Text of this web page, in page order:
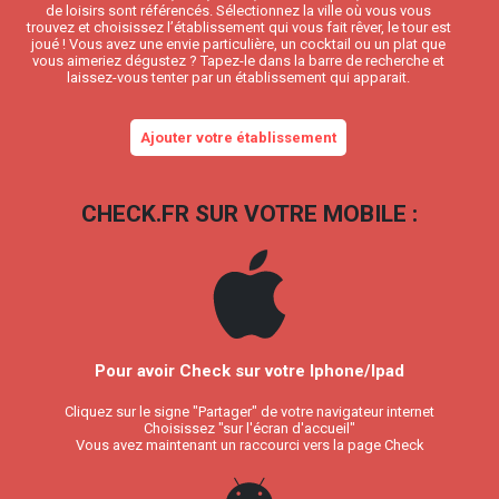
de loisirs sont référencés. Sélectionnez la ville où vous vous
trouvez et choisissez l’établissement qui vous fait rêver, le tour est
joué ! Vous avez une envie particulière, un cocktail ou un plat que
vous aimeriez dégustez ? Tapez-le dans la barre de recherche et
laissez-vous tenter par un établissement qui apparait.
Ajouter votre établissement
CHECK.FR SUR VOTRE MOBILE :
Pour avoir Check sur votre Iphone/Ipad
Cliquez sur le signe "Partager" de votre navigateur internet
Choisissez "sur l'écran d'accueil"
Vous avez maintenant un raccourci vers la page Check